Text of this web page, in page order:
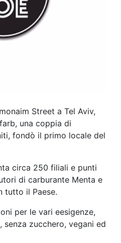
Street a Tel Aviv,
una coppia di
fondò il primo locale del
circa 250 filiali e punti
di carburante Menta e
tutto il Paese.
per le vari eesigenze,
zucchero, vegani ed